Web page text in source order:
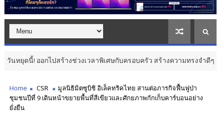
อกไปสร้างช่วงเวลาพิเศษกับครอบครัว สร้างความทรงจำดีๆ ไปกับออนิก
Home CSR
มูลนิธิมิตซูบิชิ อิเล็คทริคไทย สานต่อภารกิจฟื้นฟูป่า
ชุมชนปีที่ 9 เดินหน้าขยายพื้นที่สีเขียวและศักยภาพกักเก็บคาร์บอนอย่าง
ยั่งยืน